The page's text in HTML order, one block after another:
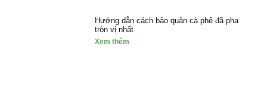
Hướng dẫn cách bảo quản cà phê đã pha
tròn vị nhất
Xem thêm